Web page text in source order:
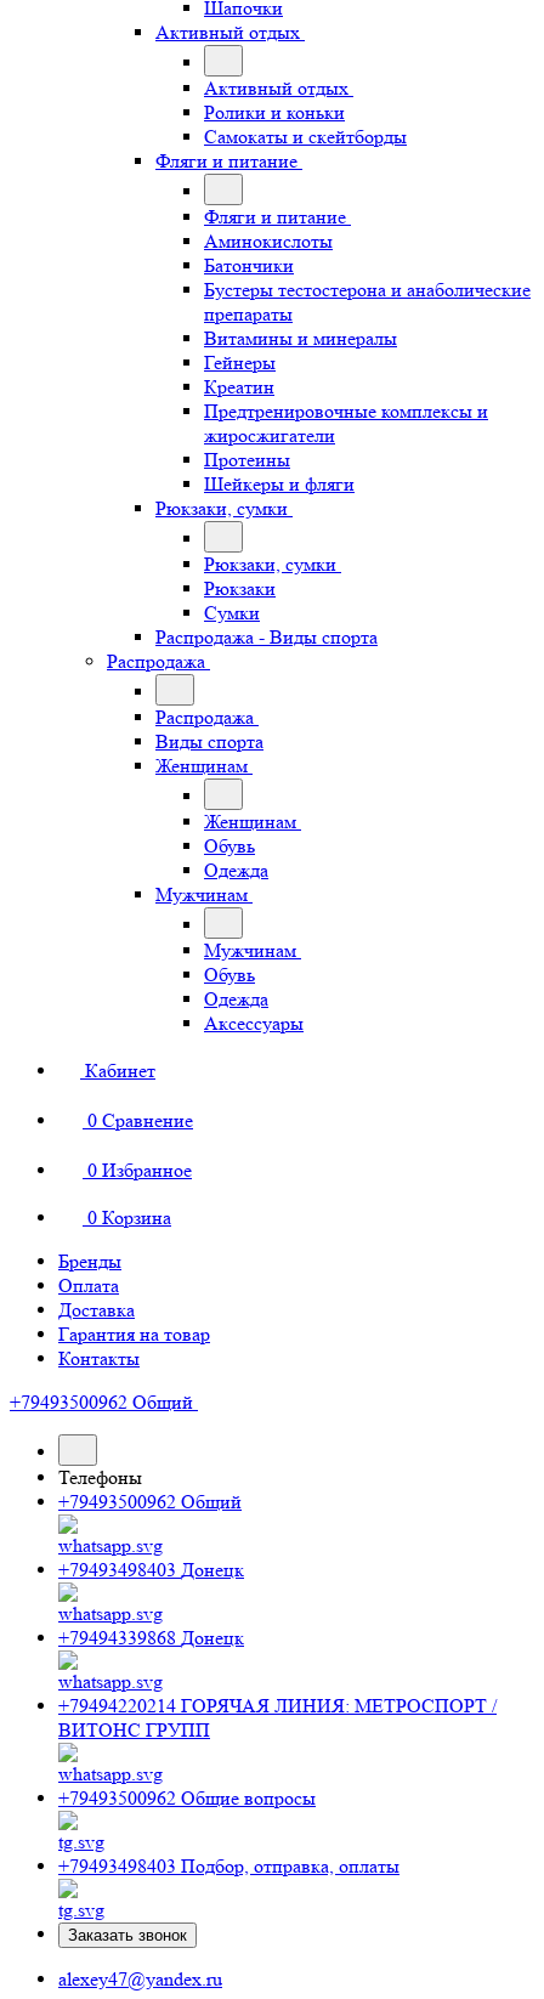
Шапочки
Активный отдых
Активный отдых
Ролики и коньки
Самокаты и скейтборды
Фляги и питание
Фляги и питание
Аминокислоты
Батончики
Бустеры тестостерона и анаболические
препараты
Витамины и минералы
Гейнеры
Креатин
Предтренировочные комплексы и
жиросжигатели
Протеины
Шейкеры и фляги
Рюкзаки, сумки
Рюкзаки, сумки
Рюкзаки
Сумки
Распродажа - Виды спорта
Распродажа
Распродажа
Виды спорта
Женщинам
Женщинам
Обувь
Одежда
Мужчинам
Мужчинам
Обувь
Одежда
Аксессуары
Кабинет
0 Сравнение
0 Избранное
0 Корзина
Бренды
Оплата
Доставка
Гарантия на товар
Контакты
+79493500962 Общий
Телефоны
+79493500962 Общий
+79493498403 Донецк
+79494339868 Донецк
+79494220214 ГОРЯЧАЯ ЛИНИЯ: МЕТРОСПОРТ /
ВИТОНС ГРУПП
+79493500962 Общие вопросы
+79493498403 Подбор, отправка, оплаты
Заказать звонок
alexey47@yandex.ru